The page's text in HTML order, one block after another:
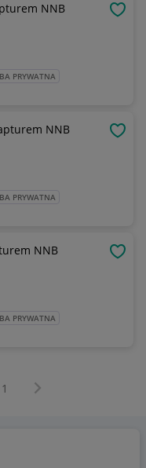
NNB
PRYWATNA
NNB
PRYWATNA
NNB
PRYWATNA
1 Następna strona